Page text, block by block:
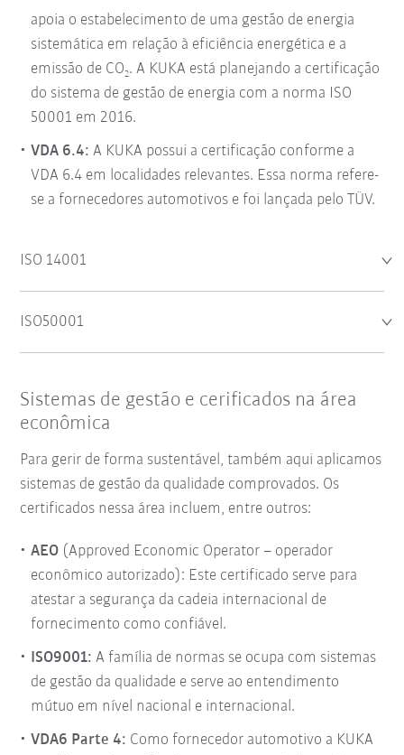
apoia o estabelecimento de uma gestão de energia
sistemática em relação à eficiência energética e a
emissão de CO2. A KUKA está planejando a certificação
do sistema de gestão de energia com a norma ISO
50001 em 2016.
VDA 6.4: A KUKA possui a certificação conforme a
VDA 6.4 em localidades relevantes. Essa norma refere-
se a fornecedores automotivos e foi lançada pelo TÜV.
ISO 14001
ISO50001
Sistemas de gestão e cerificados na área
econômica
Para gerir de forma sustentável, também aqui aplicamos
sistemas de gestão da qualidade comprovados. Os
certificados nessa área incluem, entre outros:
AEO (Approved Economic Operator – operador
econômico autorizado): Este certificado serve para
atestar a segurança da cadeia internacional de
fornecimento como confiável.
ISO9001:A família de normas se ocupa com sistemas
de gestão da qualidade e serve ao entendimento
mútuo em nível nacional e internacional.
VDA6 Parte 4: Como fornecedor automotivo a KUKA